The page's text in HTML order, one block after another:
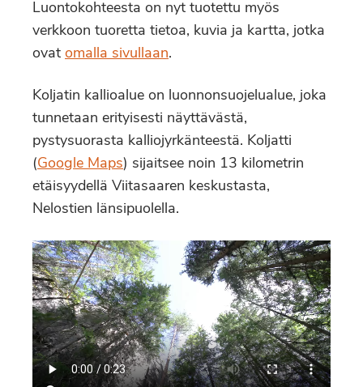
Luontokohteesta on nyt tuotettu myös
verkkoon tuoretta tietoa, kuvia ja kartta, jotka
ovat omalla sivullaan.
Koljatin kallioalue on luonnonsuojelualue, joka
tunnetaan erityisesti näyttävästä,
pystysuorasta kalliojyrkänteestä. Koljatti
(Google Maps) sijaitsee noin 13 kilometrin
etäisyydellä Viitasaaren keskustasta,
Nelostien länsipuolella.